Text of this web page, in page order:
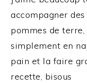
accompagner
pommes de
simplement en
pain et la faire
recette, bisous